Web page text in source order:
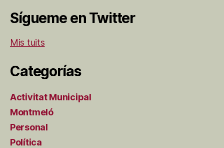
Sígueme en Twitter
Mis tuits
Categorías
Activitat Municipal
Montmeló
Personal
Política